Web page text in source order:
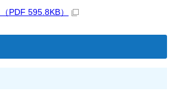
PDF 595.8KB）